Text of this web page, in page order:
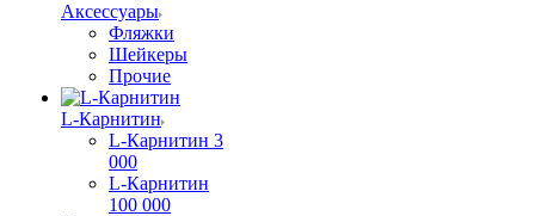
Аксессуары
Фляжки
Шейкеры
Прочие
L-Карнитин
L-Карнитин 3
000
L-Карнитин
100 000